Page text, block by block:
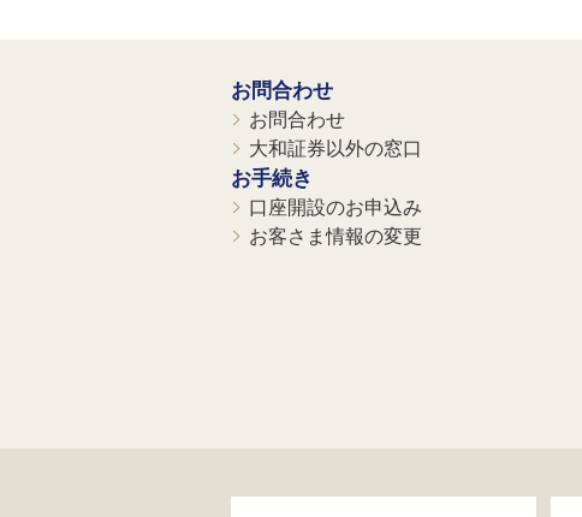
お問合わせ
お問合わせ
大和証券以外の窓口
お手続き
口座開設のお申込み
お客さま情報の変更